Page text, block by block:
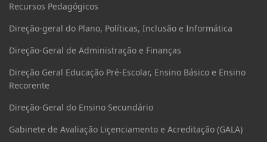
Recursos Pedagógicos
Direção-geral do Plano, Políticas, Inclusão e Informática
Direção-Geral de Administração e Finanças
Direção Geral Educação Pré-Escolar, Ensino Básico e Ensino
Recorente
Direção-Geral do Ensino Secundário
Gabinete de Avaliação Liçenciamento e Acreditação (GALA)